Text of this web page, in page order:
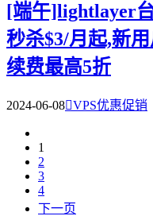
[端午]lightlayer
秒杀$3/月起,新
续费最高5折
2024-06-08VPS优惠促销
1
2
3
4
下一页